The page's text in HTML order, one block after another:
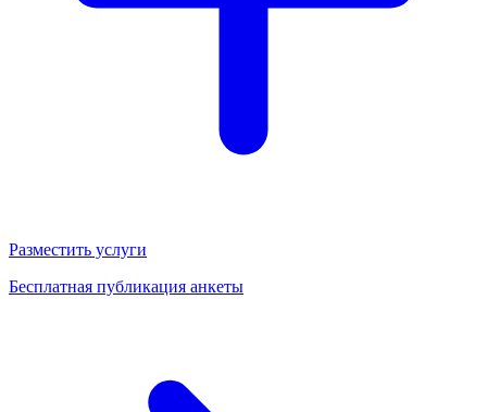
Разместить услуги
Бесплатная публикация анкеты